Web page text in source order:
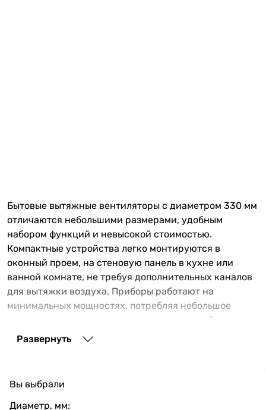
Бытовые вытяжные вентиляторы с диаметром 330 мм
отличаются небольшими размерами, удобным
набором функций и невысокой стоимостью.
Компактные устройства легко монтируются в
оконный проем, на стеновую панель в кухне или
ванной комнате, не требуя дополнительных каналов
для вытяжки воздуха. Приборы работают на
минимальных мощностях, потребляя небольшое
количество электроэнергии от стандартной
однофазной электросети.
Приборы для очистки и притока свежего воздуха
функционируют в двух рабочих режимах,
Развернуть
Вы выбрали
Диаметр, мм: